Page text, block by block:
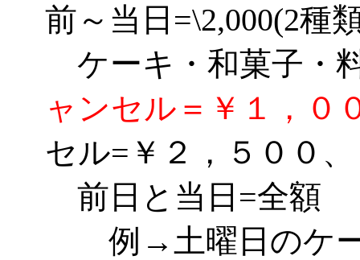
前～当日=\2,000(2種
ケーキ・和菓子
ャンセル＝￥１，０
セル=￥２，５００、
前日と当日=全額
例→土曜日のケー